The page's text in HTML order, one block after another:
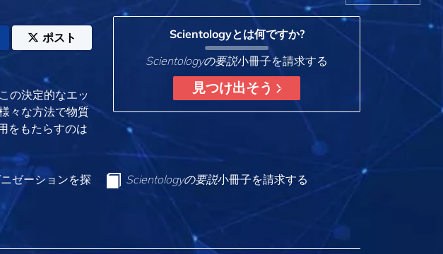
ポスト
の決定的なエッ
々な方法で物質
をもたらすのは
Scientologyとは何ですか?
Scientologyの要説小冊子を請求する
見つけ出そう
ゼーションを探
Scientologyの要説小冊子を請求する